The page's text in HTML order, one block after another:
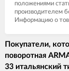
положениями
производителем
Информацию о
Покупатели,
поворотная
33 итальянский